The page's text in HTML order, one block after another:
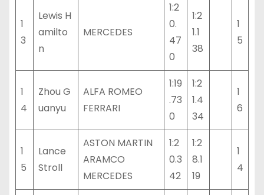
1
3
Lewis H
amilto
n
MERCEDES
1:2
0.
47
0
1:2
1.1
38
1
5
1
4
Zhou G
uanyu
ALFA ROMEO
FERRARI
1:19
.73
0
1:2
1.4
34
1
6
1
5
Lance
Stroll
ASTON MARTIN
ARAMCO
MERCEDES
1:2
0.3
42
1:2
8.1
19
1
4